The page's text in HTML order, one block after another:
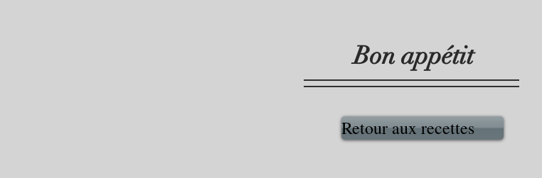
Bon appétit
Retour aux recettes